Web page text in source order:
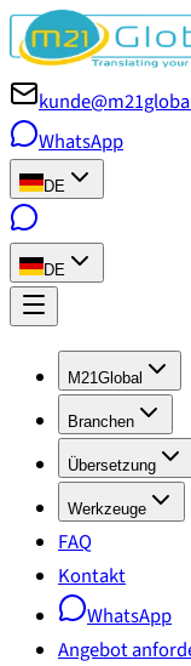
WhatsApp
DE
DE
M21Global
Branchen
Übersetzung
Werkzeuge
FAQ
Kontakt
WhatsApp
Angebot